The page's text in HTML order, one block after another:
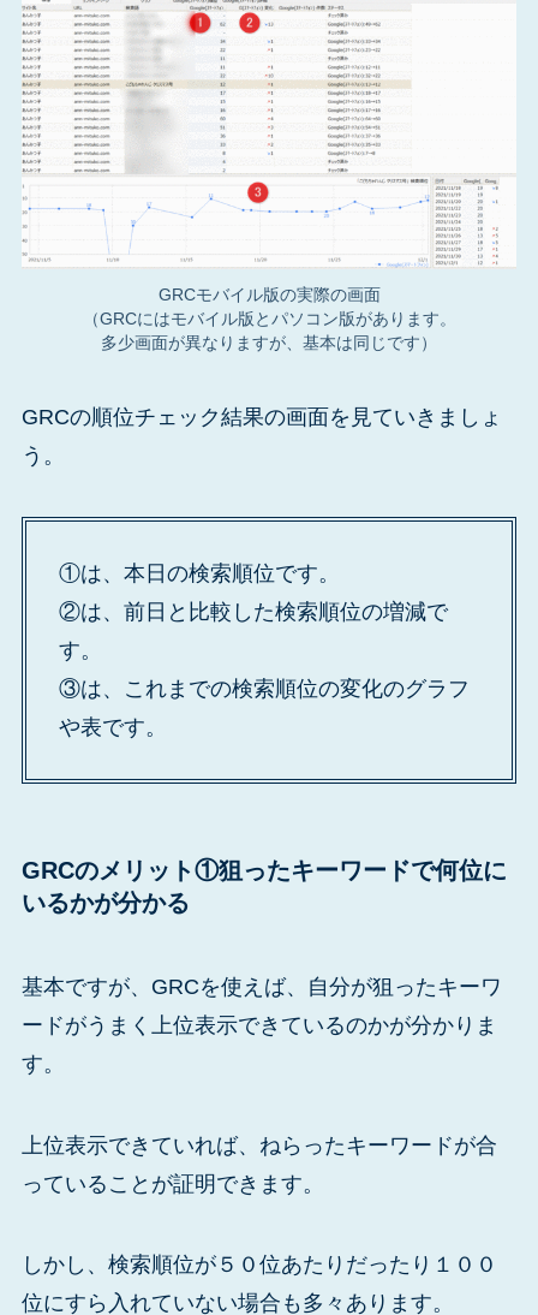
GRCモバイル版の実際の画面
（GRCにはモバイル版とパソコン版があります。
多少画面が異なりますが、基本は同じです）
GRCの順位チェック結果の画面を見ていきましょ
う。
①は、本日の検索順位です。
②は、前日と比較した検索順位の増減で
す。
③は、これまでの検索順位の変化のグラフ
や表です。
GRCのメリット①狙ったキーワードで何位に
いるかが分かる
基本ですが、GRCを使えば、自分が狙ったキーワ
ードがうまく上位表示できているのかが分かりま
す。
上位表示できていれば、ねらったキーワードが合
っていることが証明できます。
しかし、検索順位が５０位あたりだったり１００
位にすら入れていない場合も多々あります。